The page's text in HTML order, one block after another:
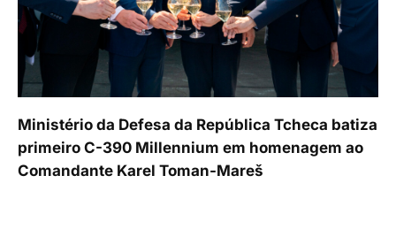
Ministério da Defesa da República Tcheca batiza
primeiro C-390 Millennium em homenagem ao
Comandante Karel Toman-Mareš